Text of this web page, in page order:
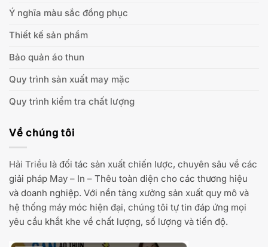
Ý nghĩa màu sắc đồng phục
Thiết kế sản phẩm
Bảo quản áo thun
Quy trình sản xuất may mặc
Quy trình kiểm tra chất lượng
Về chúng tôi
Hải Triều là đối tác sản xuất chiến lược, chuyên sâu về các
giải pháp May – In – Thêu toàn diện cho các thương hiệu
và doanh nghiệp. Với nền tảng xưởng sản xuất quy mô và
hệ thống máy móc hiện đại, chúng tôi tự tin đáp ứng mọi
yêu cầu khắt khe về chất lượng, số lượng và tiến độ.